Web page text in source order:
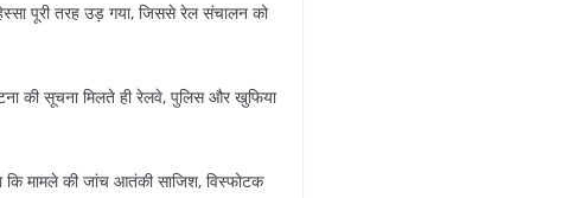
पूरी तरह उड़ गया, जिससे रेल संचालन को
की सूचना मिलते ही रेलवे, पुलिस और खुफिया
कि मामले की जांच आतंकी साजिश, विस्फोटक